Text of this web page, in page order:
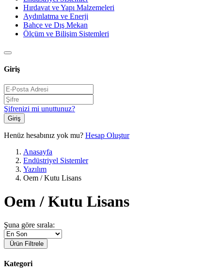
Hırdavat ve Yapı Malzemeleri
Aydınlatma ve Enerji
Bahçe ve Dış Mekan
Ölçüm ve Bilişim Sistemleri
Giriş
Şifrenizi mi unuttunuz?
Giriş
Henüz hesabınız yok mu? Hesap Oluştur
Anasayfa
Endüstriyel Sistemler
Yazılım
Oem / Kutu Lisans
Oem / Kutu Lisans
Şuna göre sırala:
Ürün Filtrele
Kategori